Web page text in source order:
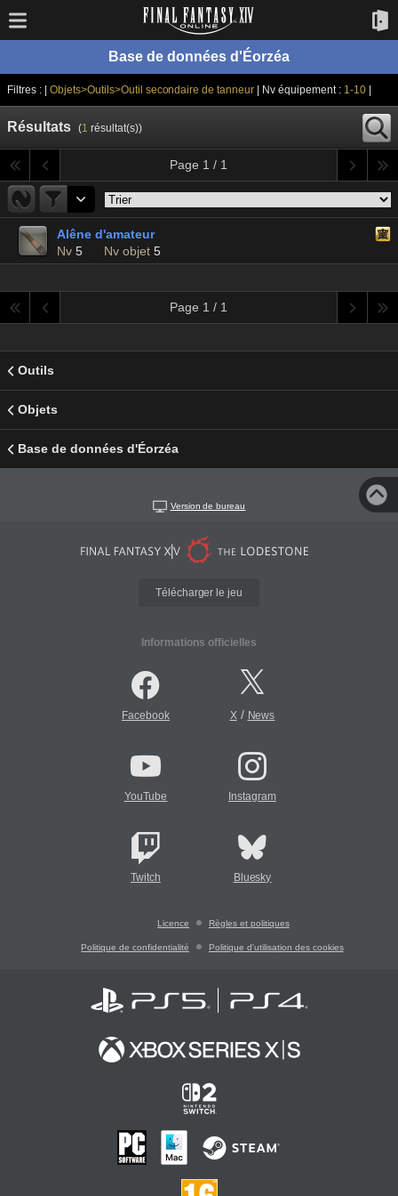
Base de données d'Éorzéa
Filtres : | Objets>Outils>Outil secondaire de tanneur | Nv équipement : 1-10|
Résultats (1 résultat(s))
Page 1 / 1
Alêne d'amateur
Nv 5 Nv objet 5
Page 1 / 1
Outils
Objets
Base de données d'Éorzéa
Version de bureau
Télécharger le jeu
Informations officielles
Facebook X/ News
YouTube Instagram
Twitch Bluesky
Licence Règles et politiques
Politique de confidentialité Politique d'utilisation des cookies